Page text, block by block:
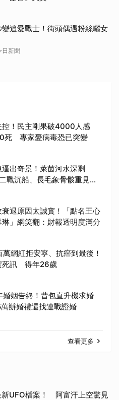
變追愛戰士！街頭偶遇粉絲曬女
日新聞
控！民主剛果破4000人感
死 專家憂病毒恐已突變
出奇景！萊茵河水深剩
沉船、長毛象骨骸重見天
退原因太誠實！「點名王心
」網笑翻：財報透明度滿分
網紅拒安寧、抗癌到最後！
死訊 得年26歲
婚姻告終！昔包直升機求婚
辦婚禮還找連戰證婚
查看更多
新UFO檔案！ 阿富汗上空驚見